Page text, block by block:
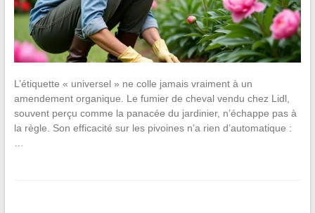
L’étiquette « universel » ne colle jamais vraiment à un
amendement organique. Le fumier de cheval vendu chez Lidl,
souvent perçu comme la panacée du jardinier, n’échappe pas à
la règle. Son efficacité sur les pivoines n’a rien d’automatique :